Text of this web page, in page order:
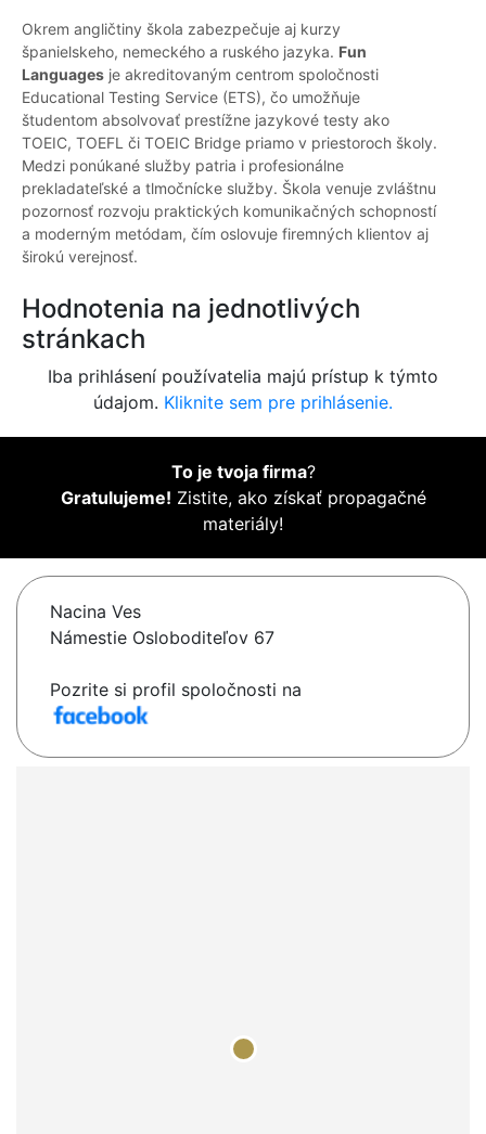
Okrem angličtiny škola zabezpečuje aj kurzy
španielskeho, nemeckého a ruského jazyka. Fun
Languages je akreditovaným centrom spoločnosti
Educational Testing Service (ETS), čo umožňuje
študentom absolvovať prestížne jazykové testy ako
TOEIC, TOEFL či TOEIC Bridge priamo v priestoroch školy.
Medzi ponúkané služby patria i profesionálne
prekladateľské a tlmočnícke služby. Škola venuje zvláštnu
pozornosť rozvoju praktických komunikačných schopností
a moderným metódam, čím oslovuje firemných klientov aj
širokú verejnosť.
Hodnotenia na jednotlivých
stránkach
Iba prihlásení používatelia majú prístup k týmto
údajom. Kliknite sem pre prihlásenie.
To je tvoja firma?
Gratulujeme! Zistite, ako získať propagačné
materiály!
Nacina Ves
Námestie Osloboditeľov 67
Pozrite si profil spoločnosti na